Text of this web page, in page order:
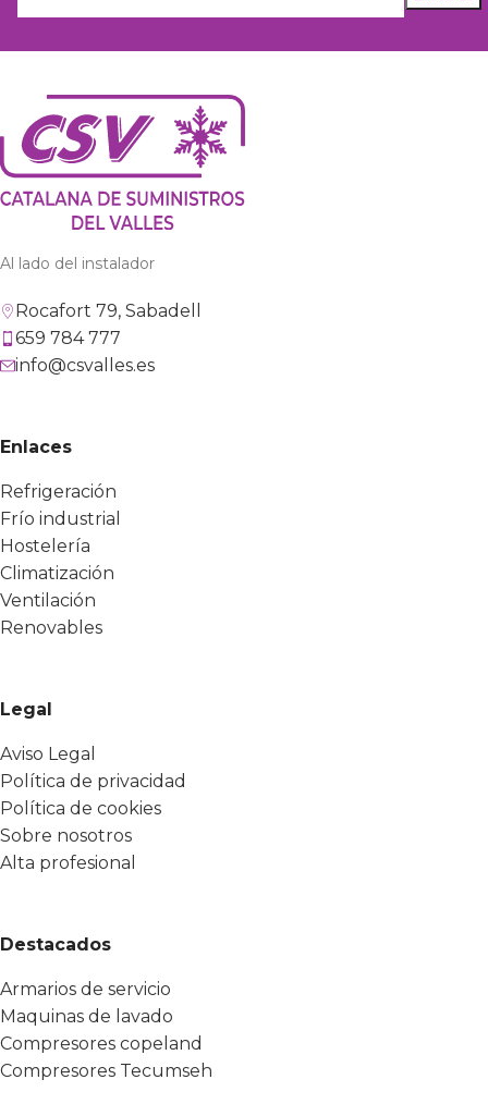
Al lado del instalador
Rocafort 79, Sabadell
659 784 777
info@csvalles.es
Enlaces
Refrigeración
Frío industrial
Hostelería
Climatización
Ventilación
Renovables
Legal
Aviso Legal
Política de privacidad
Política de cookies
Sobre nosotros
Alta profesional
Destacados
Armarios de servicio
Maquinas de lavado
Compresores copeland
Compresores Tecumseh